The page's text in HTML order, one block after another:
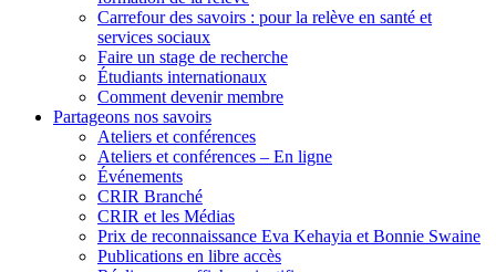
Carrefour des savoirs : pour la relève en santé et
services sociaux
Faire un stage de recherche
Étudiants internationaux
Comment devenir membre
Partageons nos savoirs
Ateliers et conférences
Ateliers et conférences – En ligne
Événements
CRIR Branché
CRIR et les Médias
Prix de reconnaissance Eva Kehayia et Bonnie Swaine
Publications en libre accès